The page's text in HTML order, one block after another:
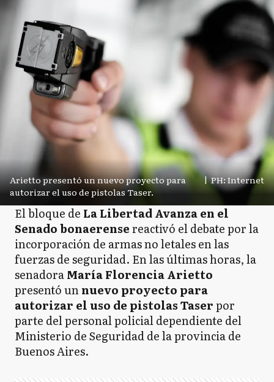
Arietto presentó un nuevo proyecto para
autorizar el uso de pistolas Taser.
| PH: Internet
El bloque de La Libertad Avanza en el
Senado bonaerensereactivó el debate por la
incorporación de armas no letales en las
fuerzas de seguridad. En las últimas horas, la
senadoraMaría Florencia Arietto
presentó unnuevo proyecto para
autorizar el uso de pistolas Taserpor
parte del personal policial dependiente del
Ministerio de Seguridad de la provincia de
Buenos Aires.